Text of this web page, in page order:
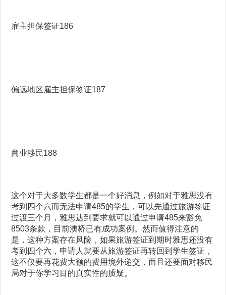
雇主担保签证186
偏远地区雇主担保签证187
商业移民188
这个对于大多数学生都是一个好消息，例如对于雅思没有
考到四个六而无法申请485的学生，可以先通过旅游签证
过渡三个月，雅思达到要求就可以通过申请485来豁免
8503条款，目前澳桥已有成功案例。然而值得注意的
是，这种方案存在风险，如果旅游签证到期时雅思还没有
考到四个六，申请人就要从旅游签证再转回到学生签证，
这不仅要再花费大额的费用境外递交，而且还要面对移民
局对于你学习目的真实性的质疑。